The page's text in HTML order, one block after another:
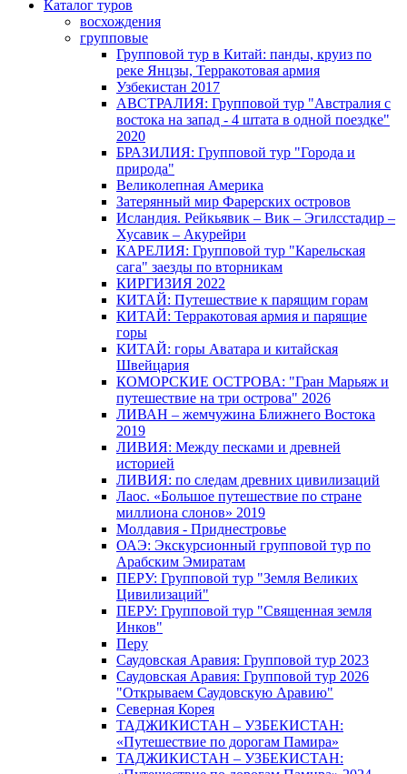
Каталог туров
восхождения
групповые
Групповой тур в Китай: панды, круиз по
реке Янцзы, Терракотовая армия
Узбекистан 2017
АВСТРАЛИЯ: Групповой тур "Австралия с
востока на запад - 4 штата в одной поездке"
2020
БРАЗИЛИЯ: Групповой тур "Города и
природа"
Великолепная Америка
Затерянный мир Фарерских островов
Исландия. Рейкьявик – Вик – Эгилсстадир –
Хусавик – Акурейри
КАРЕЛИЯ: Групповой тур "Карельская
сага" заезды по вторникам
КИРГИЗИЯ 2022
КИТАЙ: Путешествие к парящим горам
КИТАЙ: Терракотовая армия и парящие
горы
КИТАЙ: горы Аватара и китайская
Швейцария
КОМОРСКИЕ ОСТРОВА: "Гран Марьяж и
путешествие на три острова" 2026
ЛИВАН – жемчужина Ближнего Востока
2019
ЛИВИЯ: Между песками и древней
историей
ЛИВИЯ: по следам древних цивилизаций
Лаос. «Большое путешествие по стране
миллиона слонов» 2019
Молдавия - Приднестровье
ОАЭ: Экскурсионный групповой тур по
Арабским Эмиратам
ПЕРУ: Групповой тур "Земля Великих
Цивилизаций"
ПЕРУ: Групповой тур "Священная земля
Инков"
Перу
Саудовская Аравия: Групповой тур 2023
Саудовская Аравия: Групповой тур 2026
"Открываем Саудовскую Аравию"
Северная Корея
ТАДЖИКИСТАН – УЗБЕКИСТАН:
«Путешествие по дорогам Памира»
ТАДЖИКИСТАН – УЗБЕКИСТАН: